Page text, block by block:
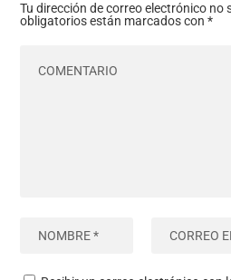
Tu dirección de correo electrónico no
obligatorios están marcados con*